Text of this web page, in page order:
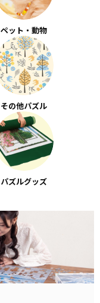
ペット・動物
その他パズル
パズルグッズ